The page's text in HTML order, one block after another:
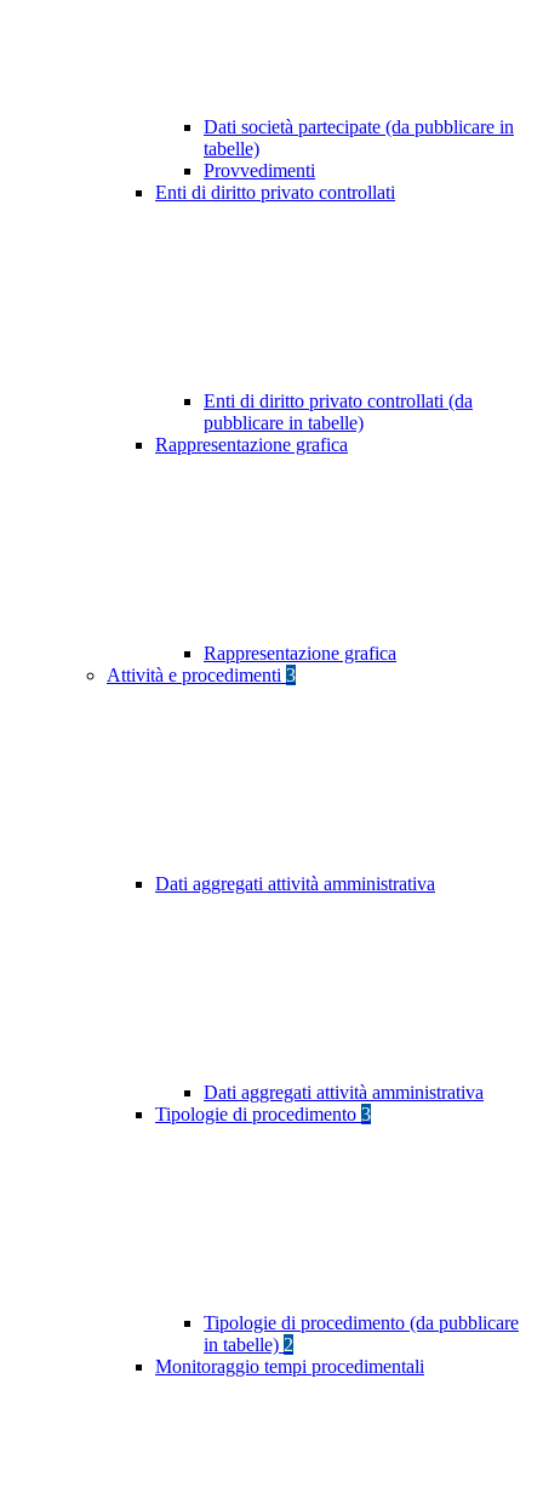
Dati società partecipate (da pubblicare in
tabelle)
Provvedimenti
Enti di diritto privato controllati
Enti di diritto privato controllati (da
pubblicare in tabelle)
Rappresentazione grafica
Rappresentazione grafica
Attività e procedimenti 3
Dati aggregati attività amministrativa
Dati aggregati attività amministrativa
Tipologie di procedimento 3
Tipologie di procedimento (da pubblicare
in tabelle) 2
Monitoraggio tempi procedimentali